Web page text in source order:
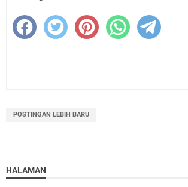
POSTINGAN LEBIH BARU
HALAMAN